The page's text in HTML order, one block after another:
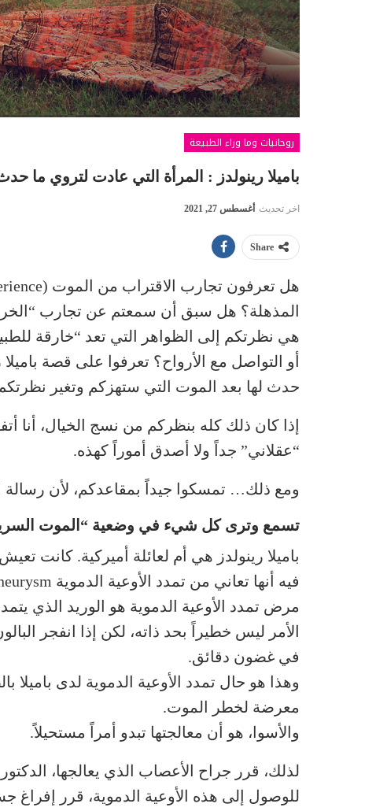
روحانيات وما وراء الطبيعة
باميلا رينولدز : المرأة التي عادت لتروي ما
اخر تحديث أغسطس 27, 2021
Share
هي نظرتكم إلى الظواهر التي تعد “خارقة
أو التواصل مع الأرواح؟ تعرفوا على قصة
حدث لها بعد الموت التي ستهزكم وتغير
إذا كان ذلك كله بنظركم من نسج الخيال، أنا
“عقلاني” جداً ولا أصدق أموراً كهذه.
ومع ذلك… تمسكوا جيداً بمقاعدكم، لأن رسالة
تسمع وترى كل شيء في وضعية “الموت
فيه أنها تعاني من تمدد الأوعية الدموية aneurysm في منتصف دماغها.
مرض تمدد الأوعية الدموية هو الوريد الذي
الأمر ليس خطيراً بحد ذاته، لكن إذا انفجر
في غضون دقائق.
وهذا هو حال تمدد الأوعية الدموية لدى
معرضة لخطر الموت.
والأسوا، هو أن معالجتها تبدو أمراً مستحيلاً.
لذلك، قرر جراح الأعصاب الذي يعالجها،
للوصول إلى هذه الأوعية الدموية، قرر إفراغ